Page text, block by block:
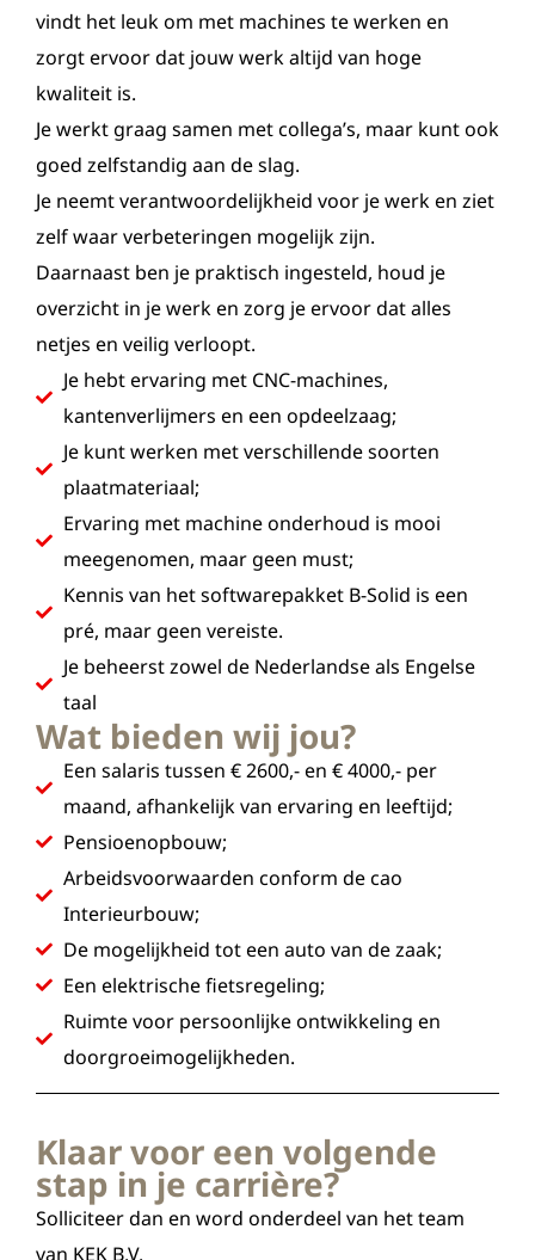
vindt het leuk om met machines te werken en
zorgt ervoor dat jouw werk altijd van hoge
kwaliteit is.
Je werkt graag samen met collega’s, maar kunt ook
goed zelfstandig aan de slag.
Je neemt verantwoordelijkheid voor je werk en ziet
zelf waar verbeteringen mogelijk zijn.
Daarnaast ben je praktisch ingesteld, houd je
overzicht in je werk en zorg je ervoor dat alles
netjes en veilig verloopt.
Je hebt ervaring met CNC-machines,
kantenverlijmers en een opdeelzaag;
Je kunt werken met verschillende soorten
plaatmateriaal;
Ervaring met machine onderhoud is mooi
meegenomen, maar geen must;
Kennis van het softwarepakket B-Solid is een
pré, maar geen vereiste.
Je beheerst zowel de Nederlandse als Engelse
taal
Wat bieden wij jou?
Een salaris tussen € 2600,- en € 4000,- per
maand, afhankelijk van ervaring en leeftijd;
Pensioenopbouw;
Arbeidsvoorwaarden conform de cao
Interieurbouw;
De mogelijkheid tot een auto van de zaak;
Een elektrische fietsregeling;
Ruimte voor persoonlijke ontwikkeling en
doorgroeimogelijkheden.
Klaar voor een volgende
stap in je carrière?
Solliciteer dan en word onderdeel van het team
van KEK B.V.